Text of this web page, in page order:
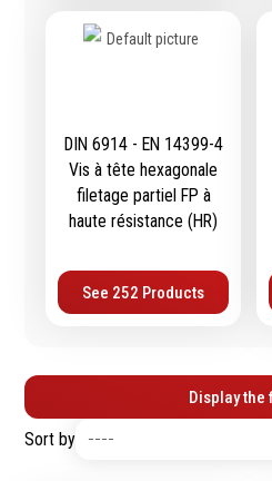
Levage & transport
Pompes & Vérins
Soudage & Matériel
Mobilier & rangement
Tuyauterie et hydraulique
DIN 6914 - EN 14399-4
Vis à tête hexagonale
filetage partiel FP à
haute résistance (HR)
See 252 Products
Display the
Sort by